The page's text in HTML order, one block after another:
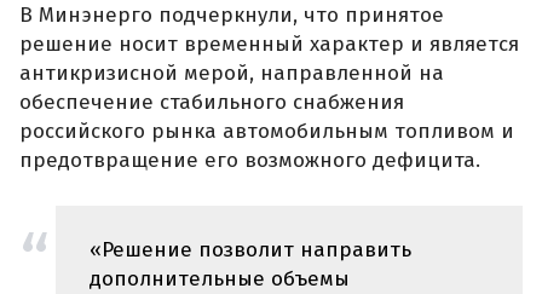
В Минэнерго подчеркнули, что принятое
решение носит временный характер и является
антикризисной мерой, направленной на
обеспечение стабильного снабжения
российского рынка автомобильным топливом и
предотвращение его возможного дефицита.
«Решение позволит направить
дополнительные объемы